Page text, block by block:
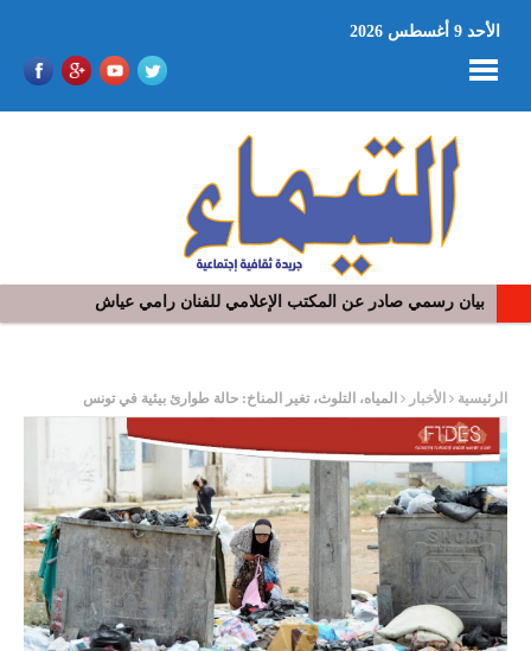
الأحد 9 أغسطس 2026
بيان رسمي صادر عن المكتب الإعلامي للفنان رامي عياش
الرئيسية الأخبار المياه، التلوث، تغير المناخ: حالة طوارئ بيئية في تونس